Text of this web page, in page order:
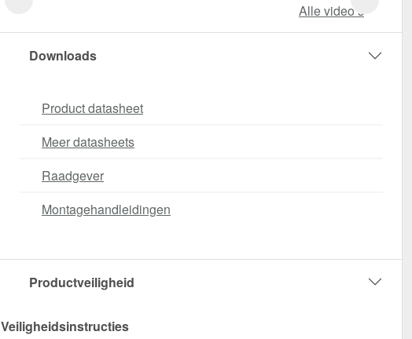
Alle video‘s
Downloads
Product datasheet
Meer datasheets
Raadgever
Montagehandleidingen
Productveiligheid
Veiligheidsinstructies